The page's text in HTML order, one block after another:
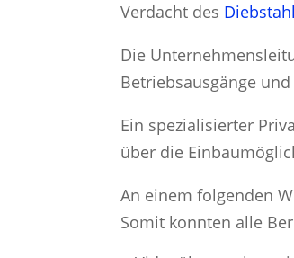
Verdacht des
Die
Betriebsausgänge
Ein spezialisierter
über die
An einem folgenden
Somit konnten alle